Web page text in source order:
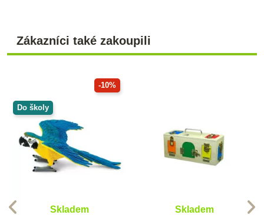
Zákazníci také zakoupili
-10%
Do školy
Skladem Skladem